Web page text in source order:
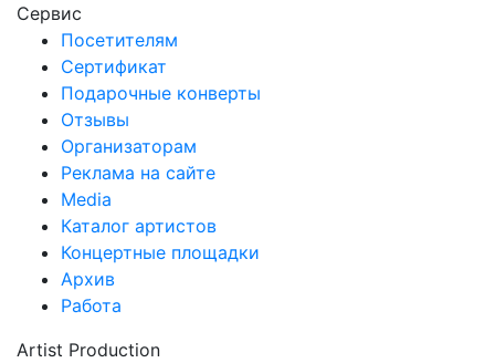
Сервис
Посетителям
Сертификат
Подарочные конверты
Отзывы
Организаторам
Реклама на сайте
Media
Каталог артистов
Концертные площадки
Архив
Работа
Artist Production